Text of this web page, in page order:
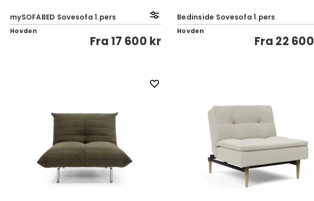
mySOFABED Sovesofa 1.pers
Hovden
Fra 17 600 kr
Bedinside Sovesofa 1.pers
Hovden
Fra 22